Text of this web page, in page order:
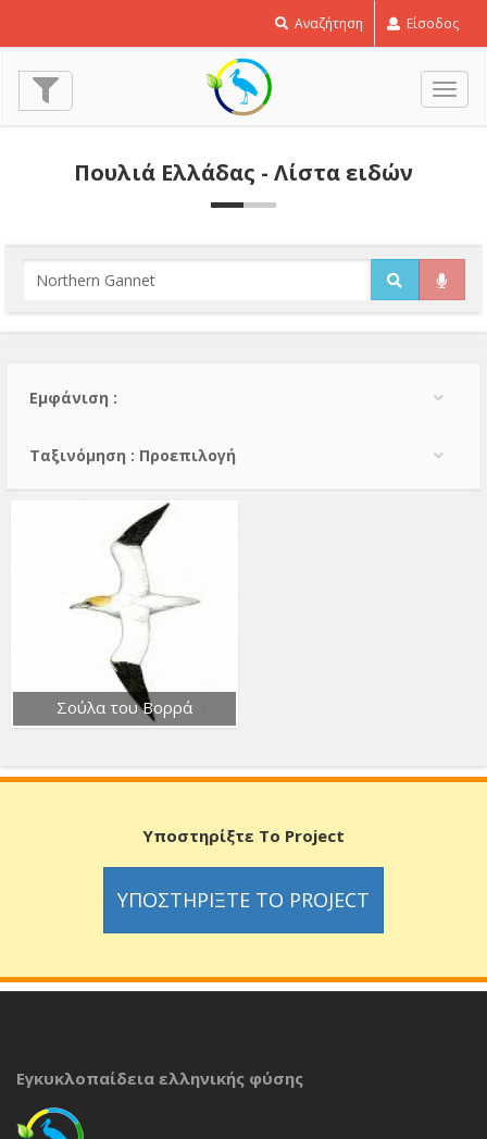
Αναζήτηση Είσοδος
Πουλιά Ελλάδας - Λίστα ειδών
Εμφάνιση :
Тαξινόμηση : Προεπιλογή
Σούλα του Βορρά
Υποστηρίξτε Το Project
ΥΠΟΣΤΗΡΊΞΤΕ ΤΟ PROJECT
Εγκυκλοπαίδεια ελληνικής φύσης